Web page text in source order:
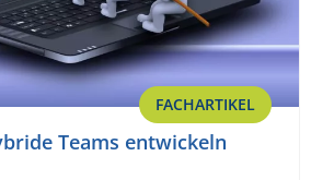
FACHARTIKEL
Teams entwickeln